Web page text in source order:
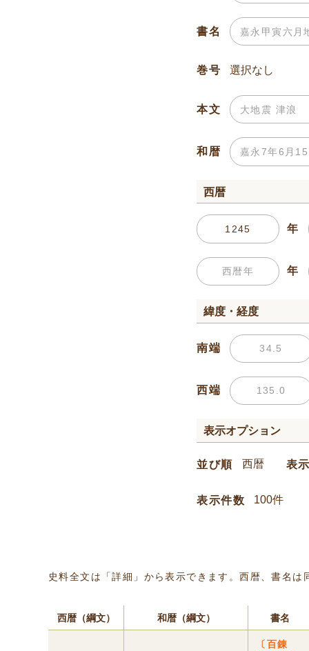
書名
巻号
本文
和暦
西暦
年
年
緯度・経度
南端
西端
表示オプション
並び順 表
表示件数
史料全文は「詳細」から表示できます。西暦、書名
西暦（綱文） 和暦（綱文） 書名
〔百錬